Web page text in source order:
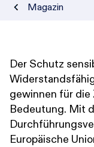
Kontakt
Incident
Magazin
Der Schutz
gewinnen für die
Bedeutung. Mit
Europäische